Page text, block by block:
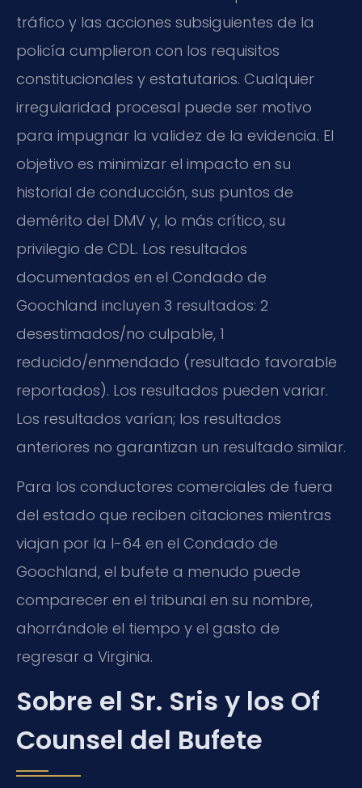
tráfico y las acciones subsiguientes de la
policía cumplieron con los requisitos
constitucionales y estatutarios. Cualquier
irregularidad procesal puede ser motivo
para impugnar la validez de la evidencia. El
objetivo es minimizar el impacto en su
historial de conducción, sus puntos de
demérito del DMV y, lo más crítico, su
privilegio de CDL. Los resultados
documentados en el Condado de
Goochland incluyen 3 resultados: 2
desestimados/no culpable, 1
reducido/enmendado (resultado favorable
reportados). Los resultados pueden variar.
Los resultados varían; los resultados
anteriores no garantizan un resultado similar.
Para los conductores comerciales de fuera
del estado que reciben citaciones mientras
viajan por la I-64 en el Condado de
Goochland, el bufete a menudo puede
comparecer en el tribunal en su nombre,
ahorrándole el tiempo y el gasto de
regresar a Virginia.
Sobre el Sr. Sris y los Of
Counsel del Bufete